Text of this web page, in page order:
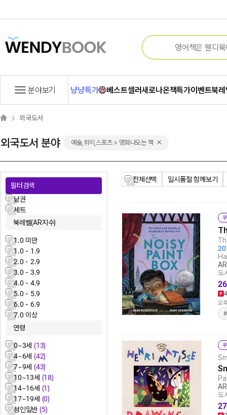
분야보기 냥냥특가 베스트셀러새로나온책특가이벤트북
외국도서
외국도서 분야 예술,취미,스포츠 > 명화나오는 책
필터검색
낱권
세트
북레벨(AR지수)
1.0 미만
1.0 - 1.9
2.0 - 2.9
3.0 - 3.9
4.0 - 4.9
5.0 - 5.9
6.0 - 6.9
7.0 이상
연령
0~3세 (13)
4~6세 (42)
7~9세 (43)
10~13세 (18)
14~16세 (1)
17~19세 (0)
성인일반 (5)
전체선택 일시품절 함께보기
도
26
오
도
27